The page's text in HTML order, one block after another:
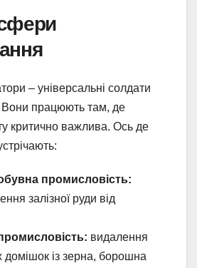
– універсальні солдати
Вони працюють там, де
критично важлива. Ось де
промисловість:
залізної руди від
видалення
домішок із зерна, борошна